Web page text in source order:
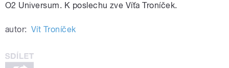
O2 Universum. K poslechu zve Víťa Troníček.
autor: Vít Troníček